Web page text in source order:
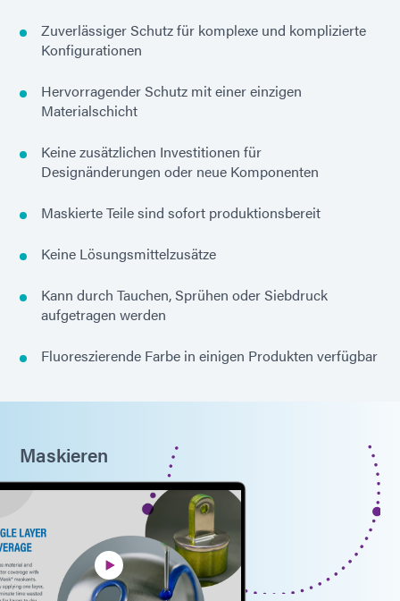
Zuverlässiger Schutz für komplexe und komplizierte
Konfigurationen
Hervorragender Schutz mit einer einzigen
Materialschicht
Keine zusätzlichen Investitionen für
Designänderungen oder neue Komponenten
Maskierte Teile sind sofort produktionsbereit
Keine Lösungsmittelzusätze
Kann durch Tauchen, Sprühen oder Siebdruck
aufgetragen werden
Fluoreszierende Farbe in einigen Produkten verfügbar
Maskieren